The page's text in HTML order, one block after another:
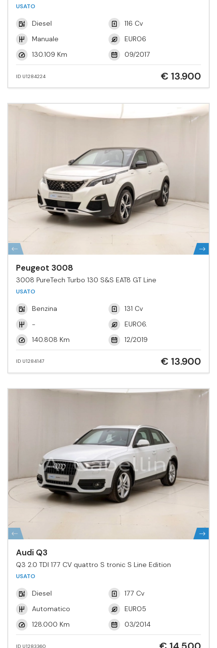
USATO
Diesel
116 Cv
Manuale
EURO6
130.109 Km
09/2017
ID U1284224 € 13.900
Peugeot 3008
3008 PureTech Turbo 130 S&S EAT8 GT Line
USATO
Benzina
131 Cv
-
EURO6.
140.808 Km
12/2019
ID U1284147 € 13.900
Audi Q3
Q3 2.0 TDI 177 CV quattro S tronic S Line Edition
USATO
Diesel
177 Cv
Automatico
EURO5
128.000 Km
03/2014
ID U1283360